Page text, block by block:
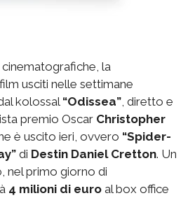
la
usciti nelle settimane
kolossal “Odissea”, diretto e
premio Oscar Christopher
è uscito ieri, ovvero “Spider-
di Destin Daniel Cretton. Un
nel primo giorno di
4 milioni di euro al box office